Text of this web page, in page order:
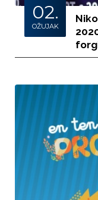
02.
OŽUJAK